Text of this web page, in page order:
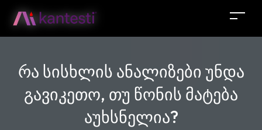
რა სისხლის ანალიზები უნდა
გავიკეთო, თუ წონის მატება
აუხსნელია?